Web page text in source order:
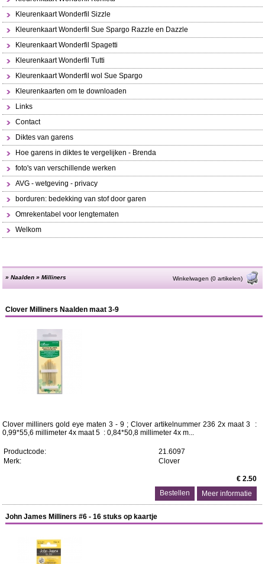
Kleurenkaart Wonderfil Sizzle
Kleurenkaart Wonderfil Sue Spargo Razzle en Dazzle
Kleurenkaart Wonderfil Spagetti
Kleurenkaart Wonderfil Tutti
Kleurenkaart Wonderfil wol Sue Spargo
Kleurenkaarten om te downloaden
Links
Contact
Diktes van garens
Hoe garens in diktes te vergelijken - Brenda
foto's van verschillende werken
AVG - wetgeving - privacy
borduren: bedekking van stof door garen
Omrekentabel voor lengtematen
Welkom
»Naalden »Milliners Winkelwagen (0 artikelen)
Clover Milliners Naalden maat 3-9
Clover milliners gold eye maten 3 - 9 ; Clover artikelnummer 236 2x maat 3 :
0,99*55,6 millimeter 4x maat 5 : 0,84*50,8 millimeter 4x m...
Productcode:
21.6097
Merk:
Clover
€ 2.50
Meer informatie
John James Milliners #6 - 16 stuks op kaartje